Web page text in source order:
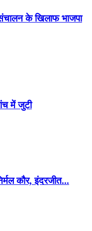
के खिलाफ भाजपा
में जुटी
कौर, इंदरजीत...